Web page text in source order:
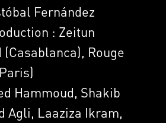
Fernández
: Zeitun
Rouge
Hammoud, Shakib
Agli, Laaziza Ikram,